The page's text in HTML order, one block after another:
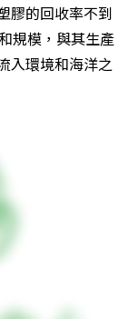
膠的回收率不到
規模，與其生產
入環境和海洋之